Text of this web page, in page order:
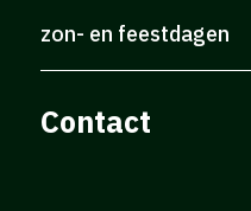
zon- en feestdagen
Contact